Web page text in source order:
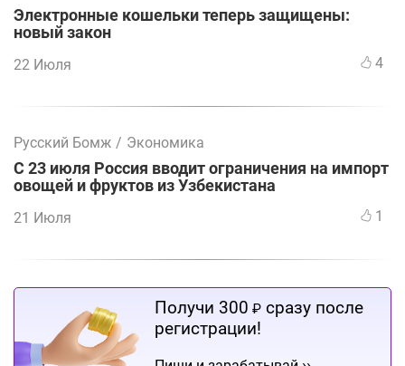
Электронные кошельки теперь защищены:
новый закон
22 Июля 4
Русский Бомж / Экономика
С 23 июля Россия вводит ограничения на импорт
овощей и фруктов из Узбекистана
21 Июля 1
Получи 300 ₽ сразу после
регистрации!